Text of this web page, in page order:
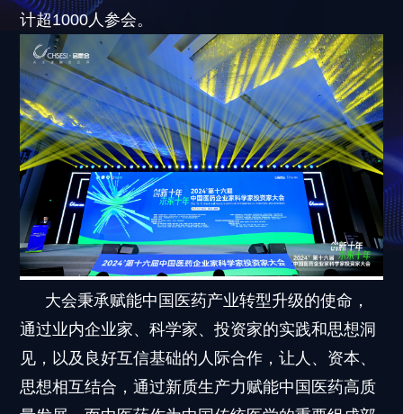
计超1000人参会。
大会秉承赋能中国医药产业转型升级的使命，
通过业内企业家、科学家、投资家的实践和思想洞
见，以及良好互信基础的人际合作，让人、资本、
思想相互结合，通过新质生产力赋能中国医药高质